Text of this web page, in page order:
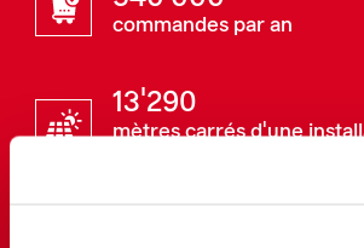
commandes par an
13'290
mètres carrés d'une